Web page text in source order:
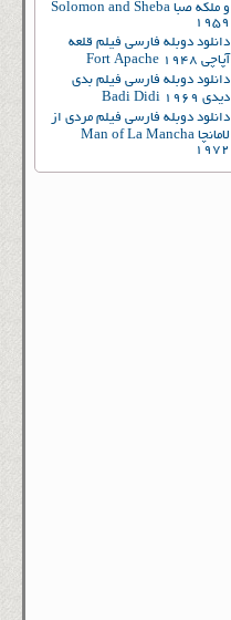
و ملکه صبا Solomon and Sheba
1959
دانلود دوبله فارسی فیلم قلعه
آپاچی Fort Apache 1948
دانلود دوبله فارسی فیلم بدی
دیدی Badi Didi 1969
دانلود دوبله فارسی فیلم مردی از
لامانچا Man of La Mancha
1972